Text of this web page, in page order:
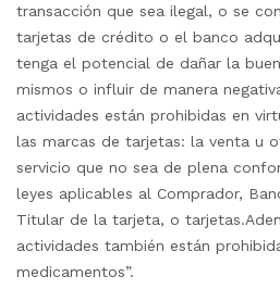
transacción que sea ilegal, o se
tarjetas de crédito o el banco
tenga el potencial de dañar la
mismos o influir de manera
actividades están prohibidas en
las marcas de tarjetas: la venta u
servicio que no sea de plena
leyes aplicables al Comprador,
Titular de la tarjeta, o
actividades también están
medicamentos”.